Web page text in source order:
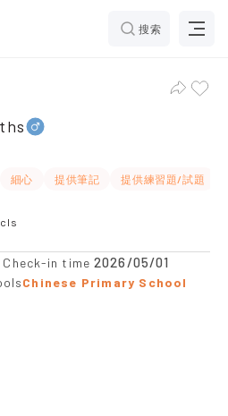
搜索
Tuen Mun Tuition
細心 提供筆記 提供練習題/試題
Check-in time2026/05/01
Chinese Primary School